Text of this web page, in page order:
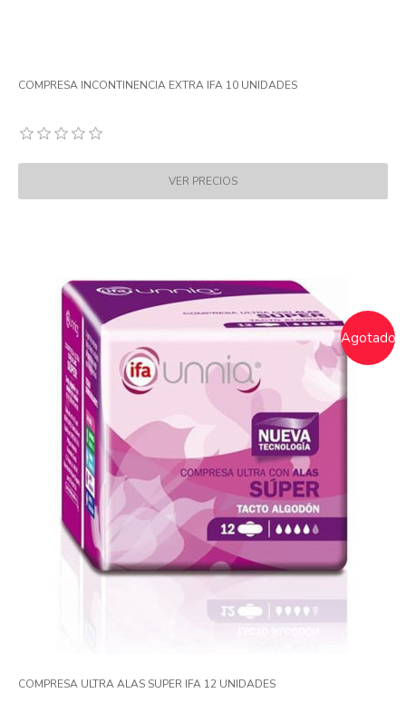
COMPRESA INCONTINENCIA EXTRA IFA 10 UNIDADES
Agotado
COMPRESA ULTRA ALAS SUPER IFA 12 UNIDADES